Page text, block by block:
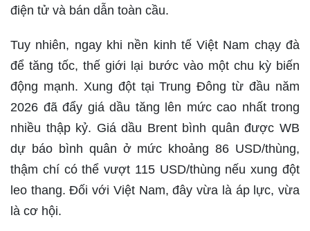
điện tử và bán dẫn toàn cầu.
Tuy nhiên, ngay khi nền kinh tế Việt Nam chạy đà
để tăng tốc, thế giới lại bước vào một chu kỳ biến
động mạnh. Xung đột tại Trung Đông từ đầu năm
2026 đã đẩy giá dầu tăng lên mức cao nhất trong
nhiều thập kỷ. Giá dầu Brent bình quân được WB
dự báo bình quân ở mức khoảng 86 USD/thùng,
thậm chí có thể vượt 115 USD/thùng nếu xung đột
leo thang. Đối với Việt Nam, đây vừa là áp lực, vừa
là cơ hội.